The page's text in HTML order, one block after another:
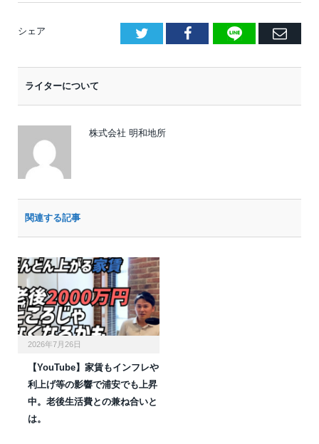
シェア Facebook
LINE
E
ライターについて
株式会社 明和地所
関連する記事
2026年7月26日
【YouTube】家賃もインフレや
利上げ等の影響で浦安でも上昇
中。老後生活費との兼ね合いと
は。